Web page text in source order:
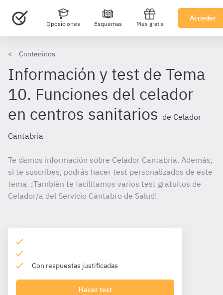
Oposiciones Esquemas Mes gratis
Acceder
Contenidos
Información y test de Tema
10. Funciones del celador
en centros sanitarios de Celador
Cantabria
Te damos información sobre Celador Cantabria. Además,
si te suscribes, podrás hacer test personalizados de este
tema. ¡También te facilitamos varios test gratuitos de
Celador/a del Servicio Cántabro de Salud!
Con respuestas justificadas
Hacer test